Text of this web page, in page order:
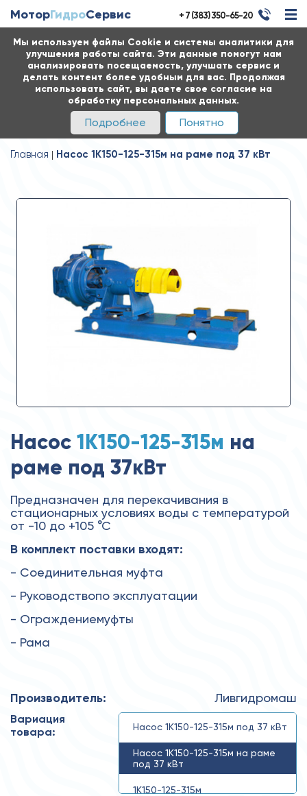
Мы используем файлы Cookie и системы аналитики для
улучшения работы сайта. Эти данные помогут нам
анализировать посещаемость, улучшать сервис и
делать контент более удобным для вас. Продолжая
использовать сайт, вы даете свое согласие на
обработку персональных данных.
Подробнее Понятно
МоторГидроСервис + 7 (383) 350-65-20
Главная Насос 1К150-125-315м на раме под 37 кВт
Насос 1К150-125-315м на
раме под 37кВт
Предназначен для перекачивания в
стационарных условиях воды с температурой
от -10 до +105 °С
В комплект поставки входят:
- Соединительная муфта
- Руководствопо эксплуатации
- Ограждениемуфты
- Рама
Производитель: Ливгидромаш
Вариация
товара:
Насос 1К150-125-315м под 37 кВт
Насос 1К150-125-315м на раме
под 37 кВт
1К150-125-315м